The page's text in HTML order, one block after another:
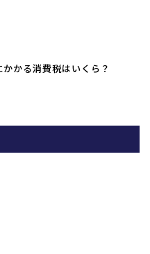
かる消費税はいくら？